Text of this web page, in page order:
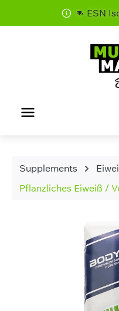
Zum Hauptinhalt springen
👊 ESN
Supplements
Pflanzliches Eiweiß /
Bildergalerie